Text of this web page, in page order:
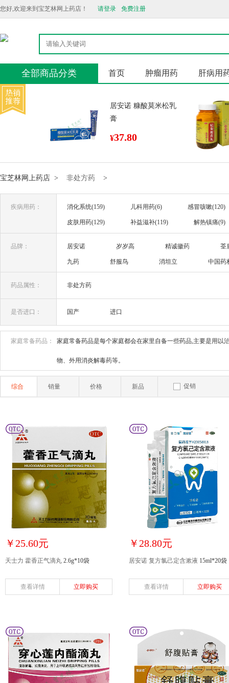
您好,欢迎来到宝芝林网上药店！ 请登录 免费注册
全部商品分类 首页 肿瘤用药 肝病用
居安诺 糠酸莫米松乳
膏
¥37.80
宝芝林网上药店 > 非处方药 >
疾病用药： 消化系统(159) 儿科用药(6) 感冒咳嗽(120)
皮肤用药(129) 补益滋补(119) 解热镇痛(9)
品牌：
居安诺 岁岁高 精诚徽药 荃
九药 舒服鸟 消坦立 中国药
药品属性： 非处方药
是否进口： 国产 进口
家庭常备药品： 家庭常备药品是每个家庭都会在家里自备一些药品,主要是用
物、外用消炎解毒药等。
综合 销量 价格 新品 促销
￥25.60元
天士力 藿香正气滴丸 2.6g*10袋
查看详情 立即购买
￥28.80元
居安诺 复方氯己定含漱液 15ml*20袋
查看详情 立即购买